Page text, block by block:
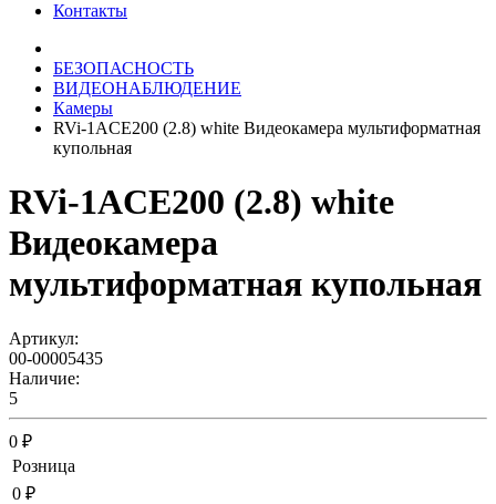
Контакты
БЕЗОПАСНОСТЬ
ВИДЕОНАБЛЮДЕНИЕ
Камеры
RVi-1ACE200 (2.8) white Видеокамера мультиформатная
купольная
RVi-1ACE200 (2.8) white
Видеокамера
мультиформатная купольная
Артикул:
00-00005435
Наличие:
5
0 ₽
Розница
0 ₽